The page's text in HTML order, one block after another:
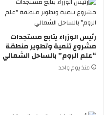
رئيس الوزراء يتابع مستجدات
مشروع تنمية وتطوير منطقة
“علم الروم” بالساحل الشمالي
منذ يوم واحد